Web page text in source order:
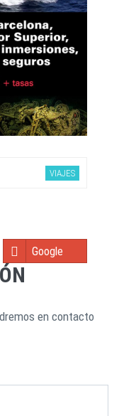
VIAJES
Google
en contacto